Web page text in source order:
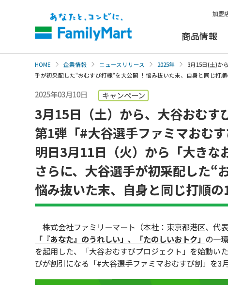
加盟
商品情報
HOME 企業情報 ニュースリリース 2025年
3月15日(土)か
手が初采配した“おむすび打線“を大公開 ！悩み抜いた末、自身と同じ打
2025年03月10日 キャンペーン
3月15日（土）から、大谷おむす
第1弾「#大谷選手ファミマおむす
明日3月11日（火）から「大きな
さらに、大谷選手が初采配した“
悩み抜いた末、自身と同じ打順
株式会社ファミリーマート（本社：東京都港区、代
「『あなた』のうれしい」、「たのしいおトク」 の一
を起用した、「大谷おむすびプロジェクト」を始動い
びが割引になる「#大谷選手ファミマおむすび割」を3